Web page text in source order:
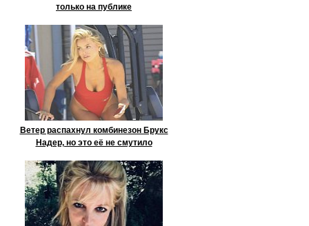
только на публике
Ветер распахнул комбинезон Брукс
Надер, но это её не смутило